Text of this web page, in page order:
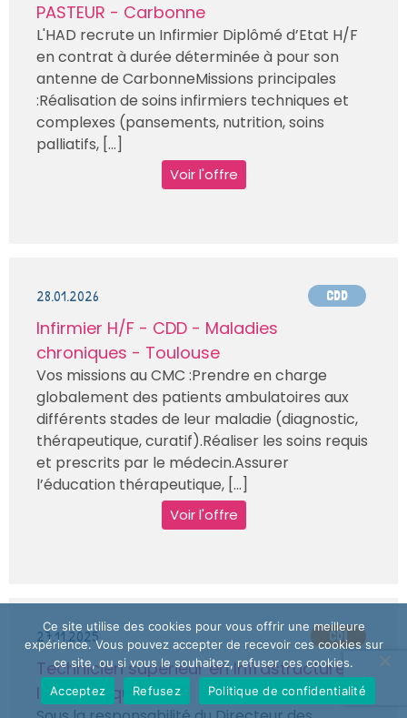
PASTEUR - Carbonne
L'HAD recrute un Infirmier Diplômé d’Etat H/F
en contrat à durée déterminée à pour son
antenne de CarbonneMissions principales
:Réalisation de soins infirmiers techniques et
complexes (pansements, nutrition, soins
palliatifs, [...]
Voir l'offre
28.01.2026 CDD
Infirmier H/F - CDD - Maladies
chroniques - Toulouse
Vos missions au CMC :Prendre en charge
globalement des patients ambulatoires aux
différents stades de leur maladie (diagnostic,
thérapeutique, curatif).Réaliser les soins requis
et prescrits par le médecin.Assurer
l’éducation thérapeutique, [...]
Voir l'offre
27.11.2025 CDI
Technicien supérieur en Infrastructure
Informatique H/F
Ce site utilise des cookies pour vous offrir une meilleure
expérience. Vous pouvez accepter de recevoir ces cookies sur
ce site, ou si vous le souhaitez, refuser ces cookies.
Acceptez
Refusez Politique de confidentialité